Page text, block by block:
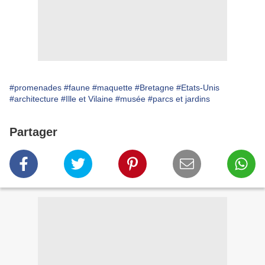
#promenades #faune #maquette #Bretagne #Etats-Unis
#architecture #Ille et Vilaine #musée #parcs et jardins
Partager